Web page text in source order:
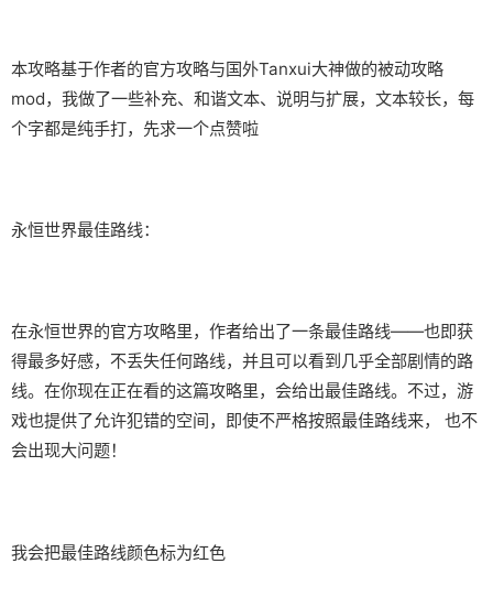
本攻略基于作者的官方攻略与国外Tanxui大神做的被动攻略
mod，我做了一些补充、和谐文本、说明与扩展，文本较长，每
个字都是纯手打，先求一个点赞啦
永恒世界最佳路线：
在永恒世界的官方攻略里，作者给出了一条最佳路线——也即获
得最多好感，不丢失任何路线，并且可以看到几乎全部剧情的路
线。在你现在正在看的这篇攻略里，会给出最佳路线。不过，游
戏也提供了允许犯错的空间，即使不严格按照最佳路线来， 也不
会出现大问题！
我会把最佳路线颜色标为红色